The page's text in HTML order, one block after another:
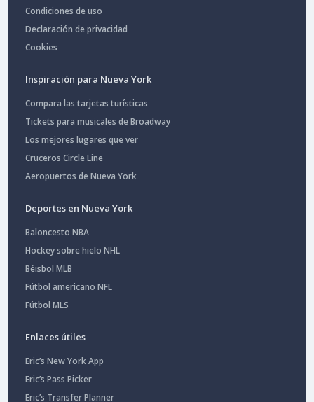
Condiciones de uso
Declaración de privacidad
Cookies
Inspiración para Nueva York
Compara las tarjetas turísticas
Tickets para musicales de Broadway
Los mejores lugares que ver
Cruceros Circle Line
Aeropuertos de Nueva York
Deportes en Nueva York
Baloncesto NBA
Hockey sobre hielo NHL
Béisbol MLB
Fútbol americano NFL
Fútbol MLS
Enlaces útiles
Eric’s New York App
Eric’s Pass Picker
Eric’s Transfer Planner